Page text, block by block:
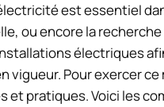
est essentiel
ou encore la
électriques
vigueur. Pour exercer
et pratiques. Voici les